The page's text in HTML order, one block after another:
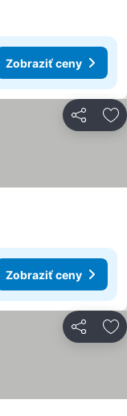
Zobraziť ceny
Zdieľať
Zobraziť ceny
Zdieľať